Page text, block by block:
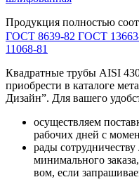
Продукция полностью
ГОСТ 8639-82 ГОСТ
11068-81
Квадратные трубы AISI
приобрести в каталоге
Дизайн”. Для вашего
осуществляем
рабочих дней с
рады
минимального
вом, если